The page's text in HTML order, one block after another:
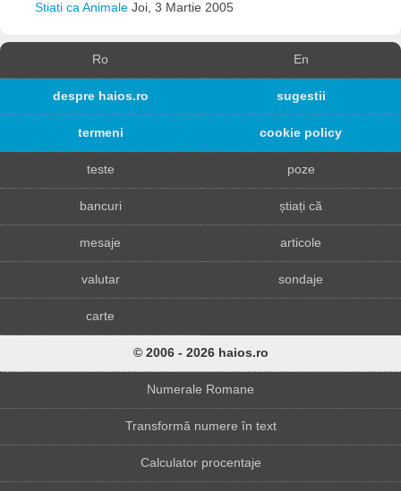
Stiati ca Animale Joi, 3 Martie 2005
Ro En
despre haios.ro sugestii
termeni cookie policy
teste poze
bancuri știați că
mesaje articole
valutar sondaje
carte
© 2006 - 2026 haios.ro
Numerale Romane
Transformă numere în text
Calculator procentaje